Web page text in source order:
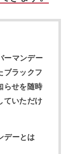
ーマンデー
ブラックフ
らせを随時
ていただけ
デーとは